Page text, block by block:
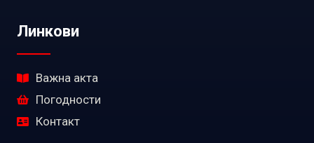
Линкови
Важна акта
Погодности
Контакт